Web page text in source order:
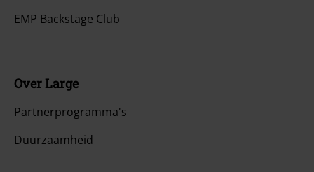
EMP Backstage Club
Over Large
Partnerprogramma's
Duurzaamheid